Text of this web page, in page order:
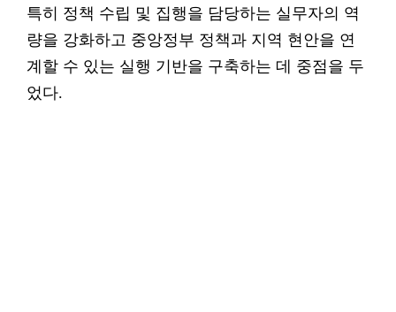
특히 정책 수립 및 집행을 담당하는 실무자의 역
량을 강화하고 중앙정부 정책과 지역 현안을 연
계할 수 있는 실행 기반을 구축하는 데 중점을 두
었다.